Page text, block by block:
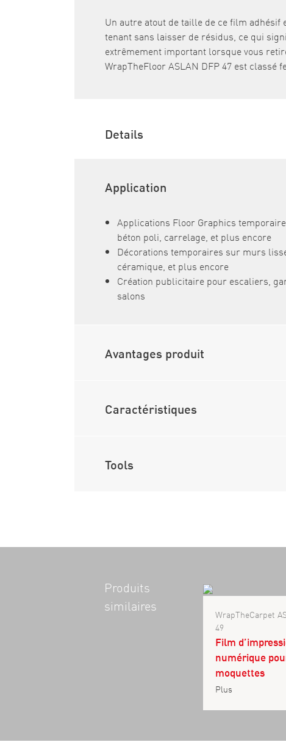
Un autre atout de taille de ce film adhésif
tenant sans laisser de résidus, ce qui
extrêmement important lorsque vous
WrapTheFloor ASLAN DFP 47 est classé
Details
Application
Applications Floor Graphics
béton poli, carrelage, et plus encore
Décorations temporaires sur murs
céramique, et plus encore
Création publicitaire pour escaliers,
salons
Avantages produit
Caractéristiques
Tools
Produits
similaires
WrapTheCarpet
49
Film
numérique
moquettes
Plus